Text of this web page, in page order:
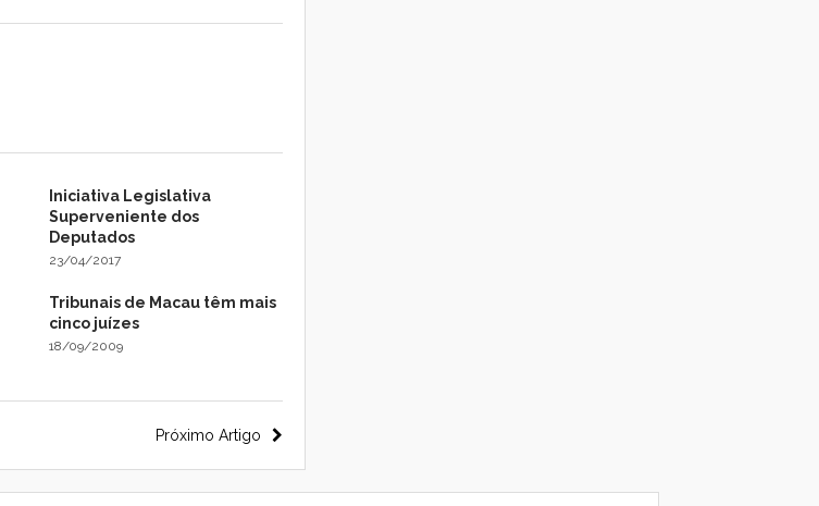
Iniciativa Legislativa
Superveniente dos
Deputados
23/04/2017
Tribunais de Macau têm mais
cinco juízes
18/09/2009
Próximo Artigo